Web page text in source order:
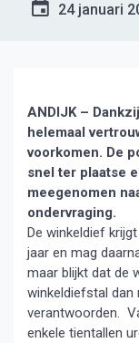
24 januari
ANDIJK –
helemaal
voorkomen. De
snel ter plaatse
meegenomen
ondervraging.
De winkeldief
jaar en mag
maar blijkt dat de
winkeldiefstal dan
verantwoorden.
enkele tientallen